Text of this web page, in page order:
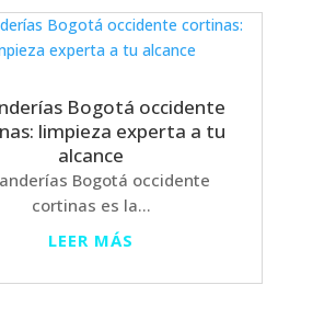
Bogotá occidente
limpieza experta a tu
alcance
Bogotá occidente
cortinas es la...
LEER MÁS